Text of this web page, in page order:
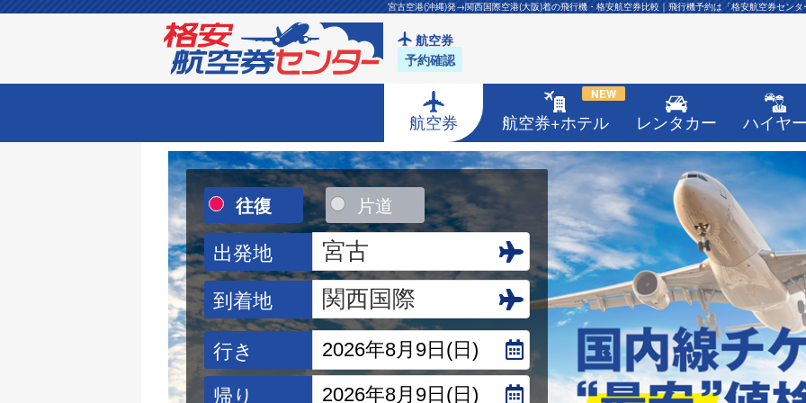
宮古空港(沖縄)発→関西国際空港(大阪)着の飛行機・格安航空券比較｜飛行機予約は「格安航空券センタ
航空券
予約確認
航空券 航空券+ホテル
NEW
レンタカー ハイヤ
往復 片道
出発地
到着地
行き
帰り